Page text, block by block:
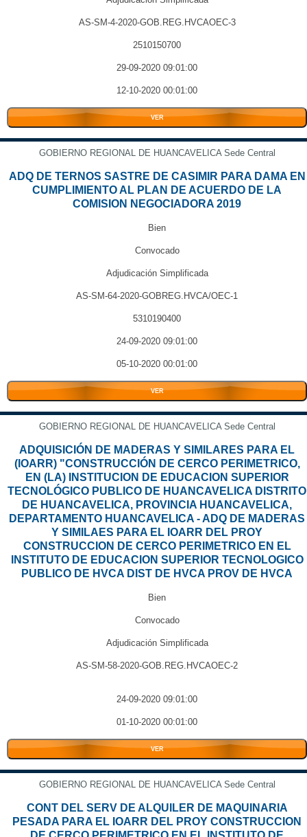
AS-SM-4-2020-GOB.REG.HVCAOEC-3
2510150700
29-09-2020 09:01:00
12-10-2020 00:01:00
VER
GOBIERNO REGIONAL DE HUANCAVELICA Sede Central
ADQ DE TERNOS SASTRE DE CASIMIR PARA DAMA EN
CUMPLIMIENTO AL PLAN DE ACUERDO DE LA
COMISION NEGOCIADORA 2019
Bien
Convocado
Adjudicación Simplificada
AS-SM-64-2020-GOBREG.HVCA/OEC-1
5310190400
24-09-2020 09:01:00
05-10-2020 00:01:00
VER
GOBIERNO REGIONAL DE HUANCAVELICA Sede Central
ADQUISICIÓN DE MADERAS Y SIMILARES PARA EL
(IOARR) "CONSTRUCCIÓN DE CERCO PERIMETRICO,
EN (LA) INSTITUCION DE EDUCACION SUPERIOR
TECNOLÓGICO PUBLICO DE HUANCAVELICA DISTRITO
DE HUANCAVELICA, PROVINCIA HUANCAVELICA,
DEPARTAMENTO HUANCAVELICA - ADQ DE MADERAS
Y SIMILAES PARA EL IOARR DEL PROY
CONSTRUCCION DE CERCO PERIMETRICO EN EL
INSTITUTO DE EDUCACION SUPERIOR TECNOLOGICO
PUBLICO DE HVCA DIST DE HVCA PROV DE HVCA
Bien
Convocado
Adjudicación Simplificada
AS-SM-58-2020-GOB.REG.HVCAOEC-2
24-09-2020 09:01:00
01-10-2020 00:01:00
VER
GOBIERNO REGIONAL DE HUANCAVELICA Sede Central
CONT DEL SERV DE ALQUILER DE MAQUINARIA
PESADA PARA EL IOARR DEL PROY CONSTRUCCION